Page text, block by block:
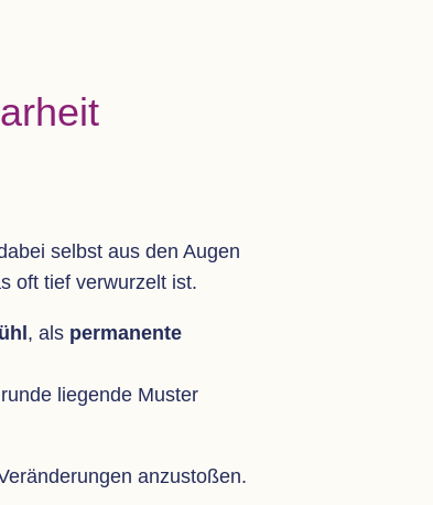
selbst aus den Augen
oft tief ver­wur­zelt ist.
, als per­ma­nente
lie­gende Mus­ter
anzustoßen.